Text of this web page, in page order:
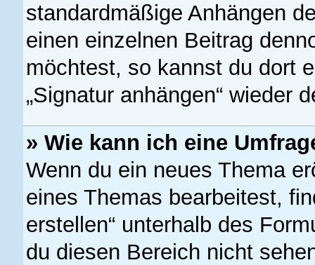
standardmäßige Anhängen
einen einzelnen Beitrag
möchtest, so kannst du dort
„Signatur anhängen“ wieder
» Wie kann ich eine
Wenn du ein neues Thema
eines Themas bearbeitest,
erstellen“ unterhalb des
du diesen Bereich nicht